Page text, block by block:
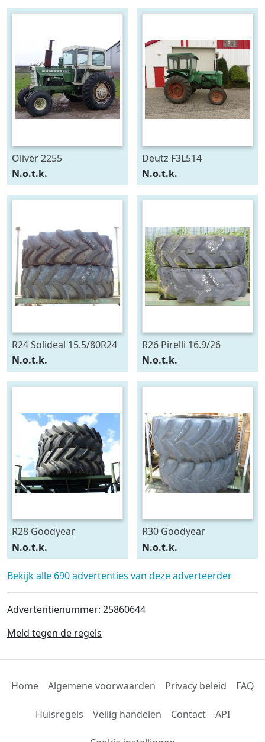
Oliver 2255
N.o.t.k.
Deutz F3L514
N.o.t.k.
R24 Solideal 15.5/80R24
N.o.t.k.
R26 Pirelli 16.9/26
N.o.t.k.
R28 Goodyear
540/75R28
N.o.t.k.
R30 Goodyear
600/70R30
N.o.t.k.
Bekijk alle 690 advertenties van deze adverteerder
Advertentienummer: 25860644
Meld tegen de regels
Home Algemene voorwaarden Privacy beleid FAQ
Huisregels Veilig handelen Contact API